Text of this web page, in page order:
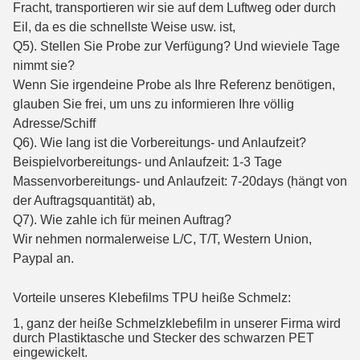
Fracht, transportieren wir sie auf dem Luftweg oder durch
Eil, da es die schnellste Weise usw. ist,
Q5). Stellen Sie Probe zur Verfügung? Und wieviele Tage
nimmt sie?
Wenn Sie irgendeine Probe als Ihre Referenz benötigen,
glauben Sie frei, um uns zu informieren Ihre völlig
Adresse/Schiff
Q6). Wie lang ist die Vorbereitungs- und Anlaufzeit?
Beispielvorbereitungs- und Anlaufzeit: 1-3 Tage
Massenvorbereitungs- und Anlaufzeit: 7-20days (hängt von
der Auftragsquantität) ab,
Q7). Wie zahle ich für meinen Auftrag?
Wir nehmen normalerweise L/C, T/T, Western Union,
Paypal an.
Vorteile unseres Klebefilms TPU heiße Schmelz:
1, ganz der heiße Schmelzklebefilm in unserer Firma wird
durch Plastiktasche und Stecker des schwarzen PET
eingewickelt.